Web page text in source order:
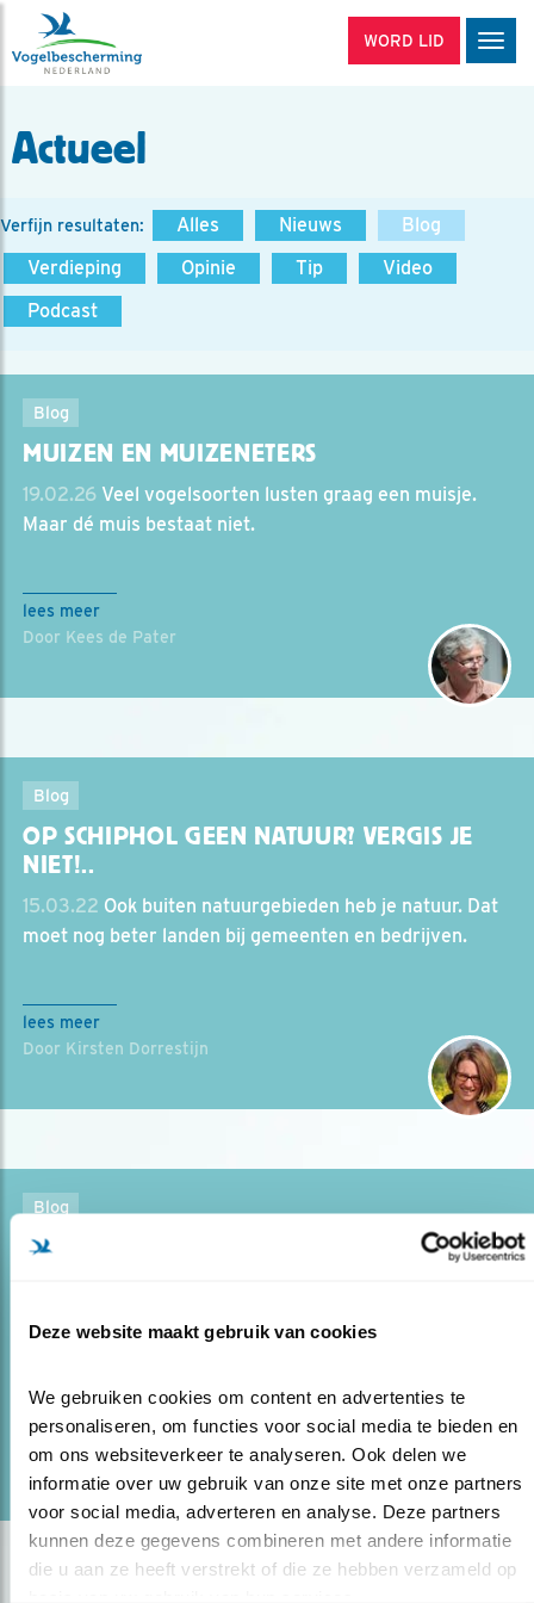
Deze website maakt gebruik van cookies
We gebruiken cookies om content en advertenties te
personaliseren, om functies voor social media te bieden en
om ons websiteverkeer te analyseren. Ook delen we
informatie over uw gebruik van onze site met onze partners
voor social media, adverteren en analyse. Deze partners
kunnen deze gegevens combineren met andere informatie
die u aan ze heeft verstrekt of die ze hebben verzameld op
WORD LID
Actueel
Verfijn resultaten: Alles Nieuws
Blog
Verdieping
Opinie Tip
Video
Podcast
Blog
MUIZEN EN MUIZENETERS
19.02.26 Veel vogelsoorten lusten graag een muisje.
Maar dé muis bestaat niet.
lees meer
Door Kees de Pater
Blog
OP SCHIPHOL GEEN NATUUR? VERGIS JE
NIET!..
15.03.22 Ook buiten natuurgebieden heb je natuur. Dat
moet nog beter landen bij gemeenten en bedrijven.
lees meer
Door Kirsten Dorrestijn
Blog
MET DEZE 7 VOGELS GAAT HET GEWOON
die het supergoed doen.
lees meer
Door Jeanet van Zoelen